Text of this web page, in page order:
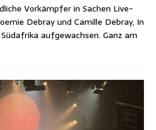
Vorkämpfer in Sachen Live-
Debray und Camille Debray, In
aufgewachsen. Ganz am